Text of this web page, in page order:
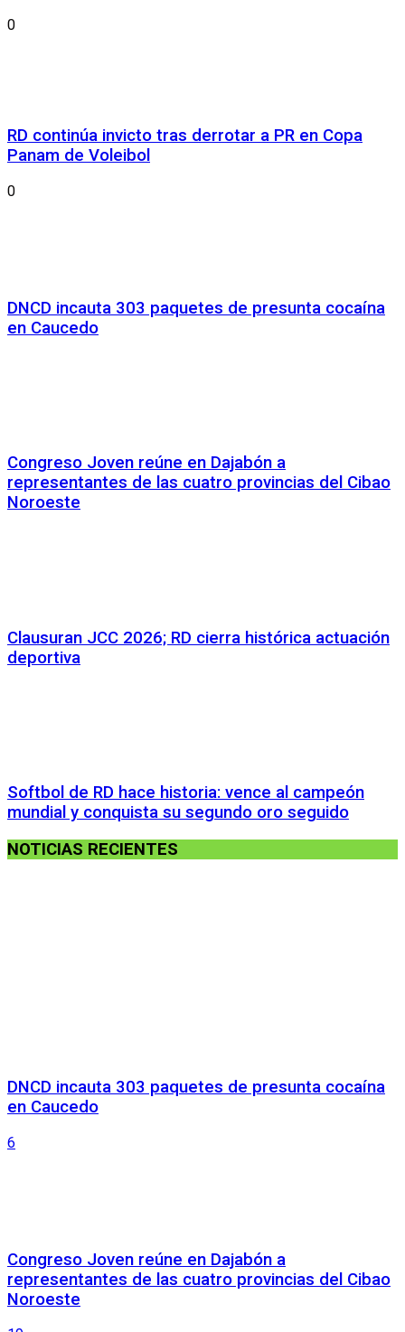
0
RD continúa invicto tras derrotar a PR en Copa
Panam de Voleibol
0
DNCD incauta 303 paquetes de presunta cocaína
en Caucedo
Congreso Joven reúne en Dajabón a
representantes de las cuatro provincias del Cibao
Noroeste
Clausuran JCC 2026; RD cierra histórica actuación
deportiva
Softbol de RD hace historia: vence al campeón
mundial y conquista su segundo oro seguido
NOTICIAS RECIENTES
DNCD incauta 303 paquetes de presunta cocaína
en Caucedo
6
Congreso Joven reúne en Dajabón a
representantes de las cuatro provincias del Cibao
Noroeste